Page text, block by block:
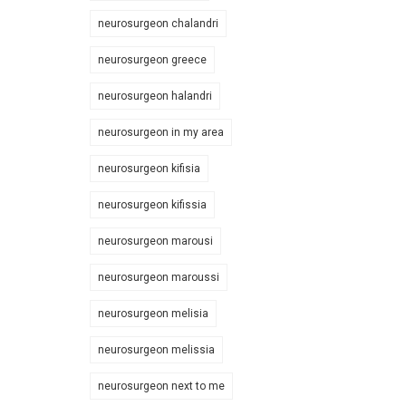
neurosurgeon chalandri
neurosurgeon greece
neurosurgeon halandri
neurosurgeon in my area
neurosurgeon kifisia
neurosurgeon kifissia
neurosurgeon marousi
neurosurgeon maroussi
neurosurgeon melisia
neurosurgeon melissia
neurosurgeon next to me